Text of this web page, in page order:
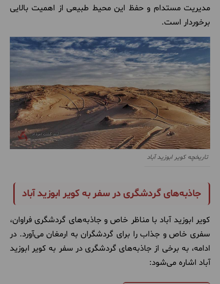
مدیریت مستدام و حفظ این محیط طبیعی از اهمیت بالایی
برخوردار است.
تاریخچه کویر ابوزید آباد
جاذبه‌های گردشگری در سفر به کویر ابوزید آباد
کویر ابوزید آباد با مناظر خاص و جاذبه‌های گردشگری فراوان،
سفری خاص و جذاب را برای گردشگران به ارمغان می‌آورد. در
ادامه، به برخی از جاذبه‌های گردشگری در سفر به کویر ابوزید
آباد اشاره می‌شود: